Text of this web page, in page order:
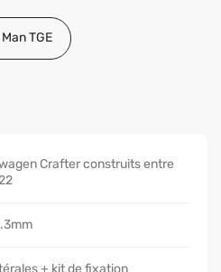
TGE
Crafter construits entre